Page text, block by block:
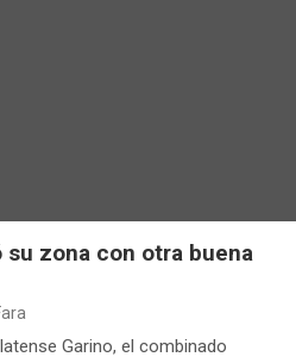
zona con otra buena
Garino, el combinado